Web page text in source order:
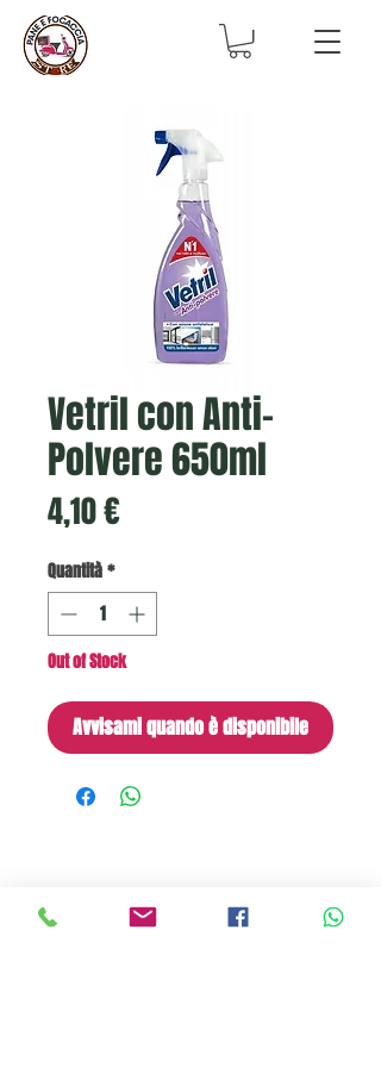
Vetril con Anti-
Polvere 650ml
4,10 €Prezzo
Quantità*
Out of Stock
Avvisami quando è disponibile